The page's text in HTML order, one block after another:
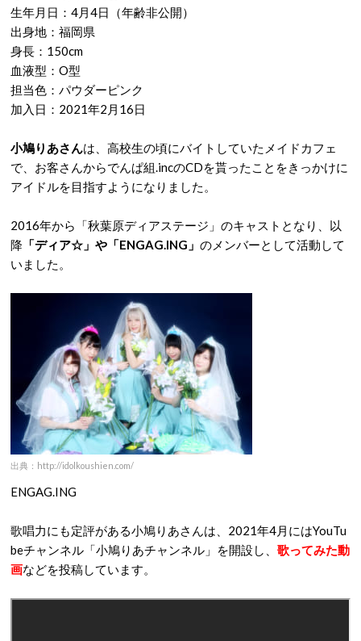
生年月日：4月4日（年齢非公開）
出身地：福岡県
身長：150cm
血液型：O型
担当色：パウダーピンク
加入日：2021年2月16日
小鳩りあさんは、高校生の頃にバイトしていたメイドカフェ
で、お客さんからでんぱ組.incのCDを貰ったことをきっかけに
アイドルを目指すようになりました。
2016年から「秋葉原ディアステージ」のキャストとなり、以
降 「ディア☆」や「ENGAG.ING」 のメンバーとして活動して
いました。
出典：http://idolkoushien.com/
ENGAG.ING
歌唱力にも定評がある小鳩りあさんは、2021年4月にはYouTu
beチャンネル「小鳩りあチャンネル」を開設し、 歌ってみた動
画などを投稿しています。